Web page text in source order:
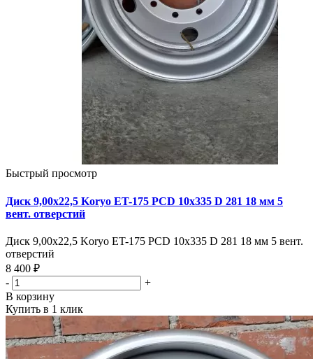
Быстрый просмотр
Диск 9,00х22,5 Koryo ET-175 PCD 10x335 D 281 18 мм 5
вент. отверстий
Диск 9,00х22,5 Koryo ET-175 PCD 10x335 D 281 18 мм 5 вент.
отверстий
8 400 ₽
-
+
В корзину
Купить в 1 клик